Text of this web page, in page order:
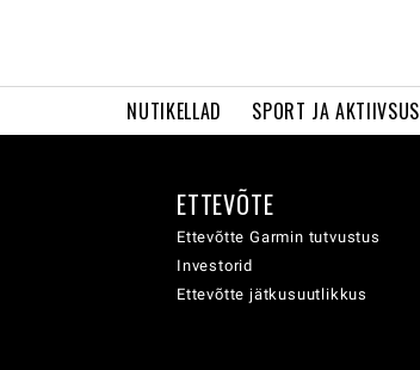
NUTIKELLAD SPORT JA AKTIIVSUS
ETTEVÕTE
Ettevõtte Garmin tutvustus
Investorid
Ettevõtte jätkusuutlikkus